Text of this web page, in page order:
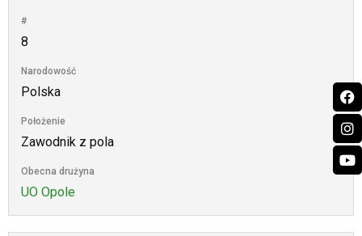
#
8
Narodowość
Polska
Położenie
Zawodnik z pola
Obecna drużyna
UO Opole